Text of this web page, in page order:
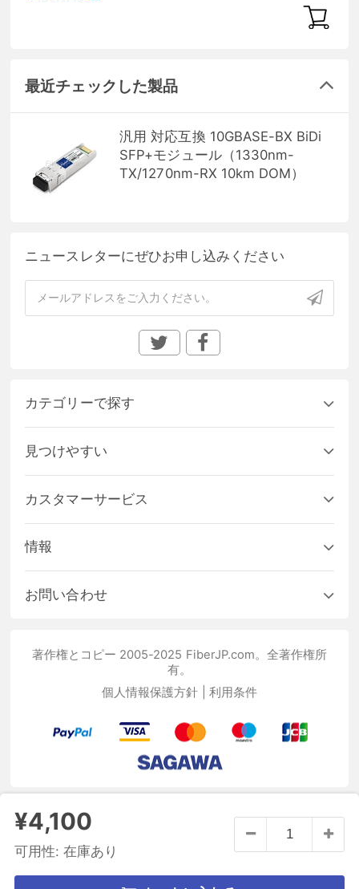
¥4,100
可用性: 在庫あり
最近チェックした製品
汎用 対応互換 10GBASE-BX BiDi
SFP+モジュール（1330nm-
TX/1270nm-RX 10km DOM）
ニュースレターにぜひお申し込みください
カテゴリーで探す
見つけやすい
カスタマーサービス
情報
お問い合わせ
著作権とコピー 2005-2025 FiberJP.com。全著作権所
有。
個人情報保護方針
利用条件